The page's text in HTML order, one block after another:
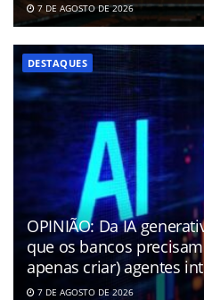
7 DE AGOSTO DE 2026
DESTAQUES
OPINIÃO: Da IA
que os bancos
apenas criar) agentes
7 DE AGOSTO DE 2026